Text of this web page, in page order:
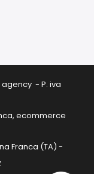
agency - P. iva
ecommerce
Franca (TA) -